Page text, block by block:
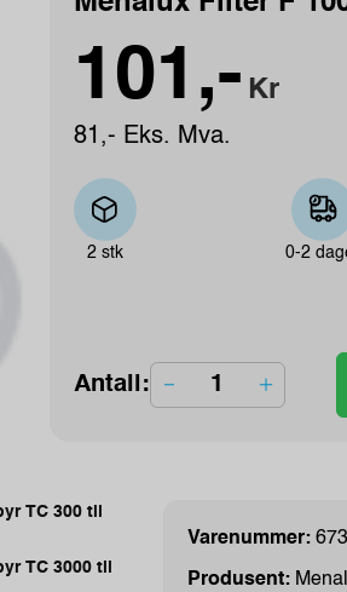
101,- Kr
81,- Eks. Mva.
2 stk 0-2
Antall:
TC 300 til
TC 3000 til
Varenummer:
Produsent: